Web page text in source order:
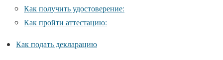
Как получить удостоверение:
Как пройти аттестацию:
Как подать декларацию